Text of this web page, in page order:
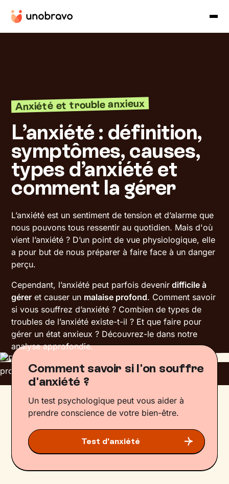
Anxiété et trouble anxieux
L’anxiété : définition,
symptômes, causes,
types d’anxiété et
comment la gérer
L’anxiété est un sentiment de tension et d’alarme que
nous pouvons tous ressentir au quotidien. Mais d'où
vient l’anxiété ? D’un point de vue physiologique, elle
a pour but de nous préparer à faire face à un danger
perçu.
Cependant, l’anxiété peut parfois devenir difficile à
gérer et causer un malaise profond. Comment savoir
si vous souffrez d’anxiété ? Combien de types de
troubles de l’anxiété existe-t-il ? Et que faire pour
gérer un état anxieux ? Découvrez-le dans notre
analyse approfondie.
Comment savoir si l'on souffre
d'anxiété ?
Un test psychologique peut vous aider à
prendre conscience de votre bien-être.
Test d'anxiété